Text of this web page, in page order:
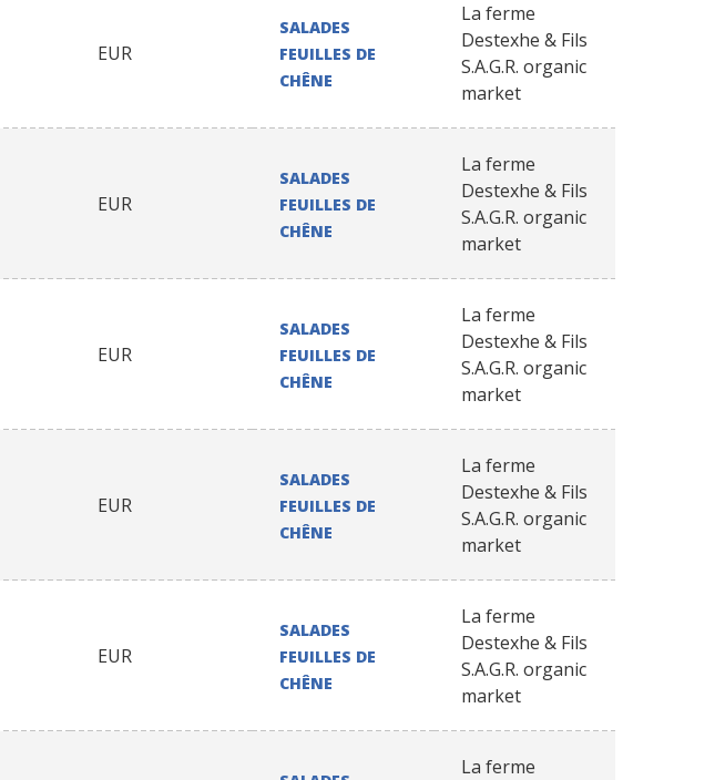
EUR
SALADES
FEUILLES DE
CHÊNE
La ferme
Destexhe & Fils
S.A.G.R. organic
market
EUR
SALADES
FEUILLES DE
CHÊNE
La ferme
Destexhe & Fils
S.A.G.R. organic
market
EUR
SALADES
FEUILLES DE
CHÊNE
La ferme
Destexhe & Fils
S.A.G.R. organic
market
EUR
SALADES
FEUILLES DE
CHÊNE
La ferme
Destexhe & Fils
S.A.G.R. organic
market
EUR
SALADES
FEUILLES DE
CHÊNE
La ferme
Destexhe & Fils
S.A.G.R. organic
market
La ferme